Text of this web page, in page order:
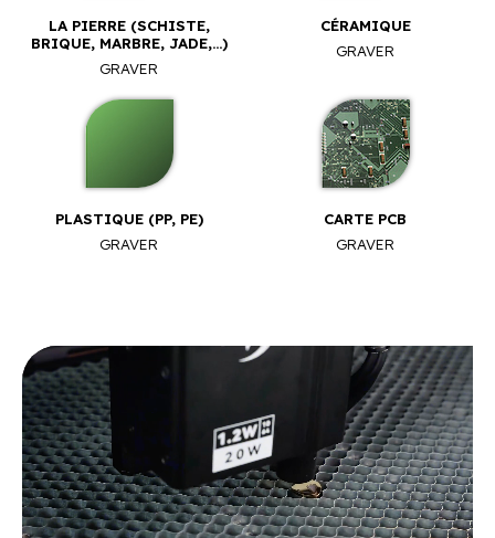
LA PIERRE (SCHISTE,
BRIQUE, MARBRE, JADE,...)
GRAVER
CÉRAMIQUE
GRAVER
PLASTIQUE (PP, PE)
GRAVER
CARTE PCB
GRAVER